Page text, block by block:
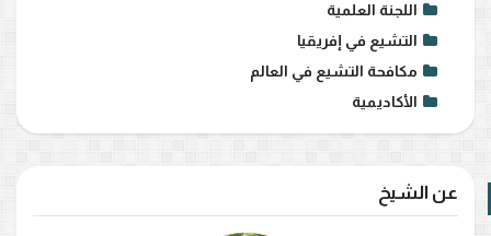
اللجنة العلمية
التشيع في إفريقيا
مكافحة التشيع في العالم
الأكاديمية
عن الشيخ